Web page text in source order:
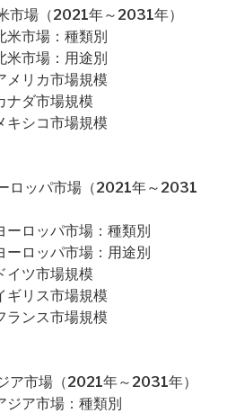
市場（2021年～2031年）
米市場：種類別
米市場：用途別
メリカ市場規模
ナダ市場規模
キシコ市場規模
ロッパ市場（2021年～2031
ーロッパ市場：種類別
ーロッパ市場：用途別
イツ市場規模
ギリス市場規模
ランス市場規模
ア市場（2021年～2031年）
ジア市場：種類別